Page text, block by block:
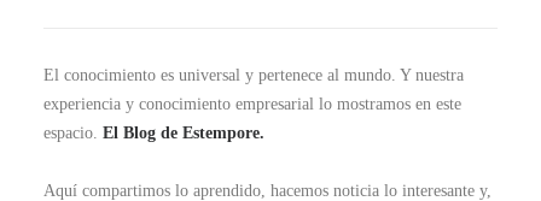
El conocimiento es universal y pertenece al mundo. Y nuestra
experiencia y conocimiento empresarial lo mostramos en este
espacio. El Blog de Estempore.
Aquí compartimos lo aprendido, hacemos noticia lo interesante y,